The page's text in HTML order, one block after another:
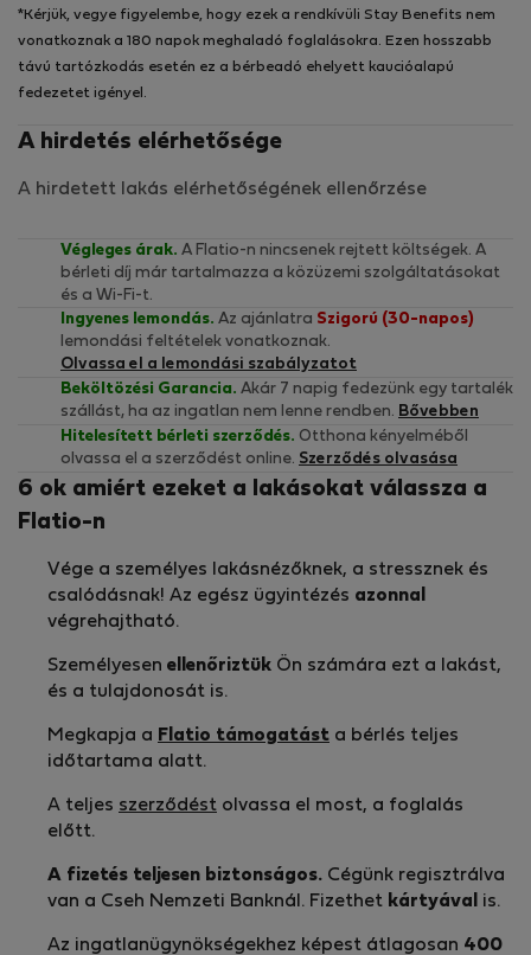
*Kérjük, vegye figyelembe, hogy ezek a rendkívüli Stay Benefits nem
vonatkoznak a 180 napok meghaladó foglalásokra. Ezen hosszabb
távú tartózkodás esetén ez a bérbeadó ehelyett kaucióalapú
fedezetet igényel.
A hirdetés elérhetősége
A hirdetett lakás elérhetőségének ellenőrzése
Végleges árak. A Flatio-n nincsenek rejtett költségek. A
bérleti díj már tartalmazza a közüzemi szolgáltatásokat
és a Wi-Fi-t.
Ingyenes lemondás. Az ajánlatra Szigorú (30-napos)
lemondási feltételek vonatkoznak.
Olvassa el a lemondási szabályzatot
Beköltözési Garancia. Akár 7 napig fedezünk egy tartalék
szállást, ha az ingatlan nem lenne rendben. Bővebben
Hitelesített bérleti szerződés. Otthona kényelméből
olvassa el a szerződést online. Szerződés olvasása
6 ok amiért ezeket a lakásokat válassza a
Flatio-n
Vége a személyes lakásnézőknek, a stressznek és
csalódásnak! Az egész ügyintézés azonnal
végrehajtható.
Személyesen ellenőriztük Ön számára ezt a lakást,
és a tulajdonosát is.
Megkapja a Flatio támogatást a bérlés teljes
időtartama alatt.
A teljes szerződést olvassa el most, a foglalás
előtt.
A fizetés teljesen biztonságos. Cégünk regisztrálva
van a Cseh Nemzeti Banknál. Fizethet kártyával is.
Az ingatlanügynökségekhez képest átlagosan 400